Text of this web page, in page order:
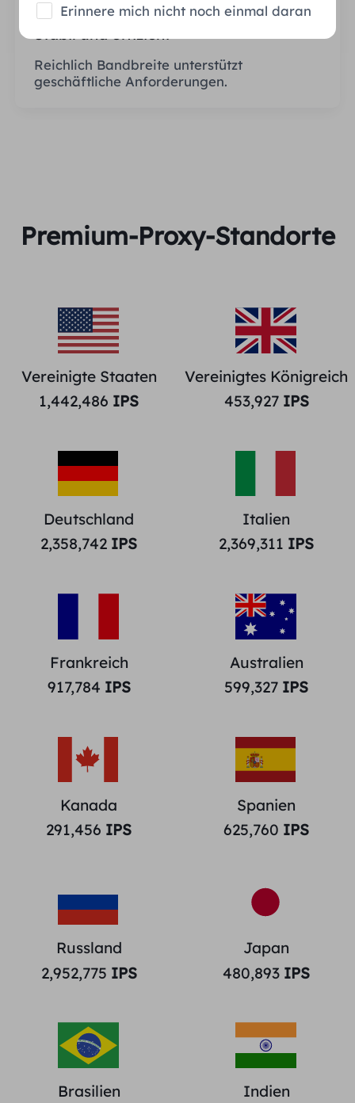
Stabil und effizient
Reichlich Bandbreite unterstützt
geschäftliche Anforderungen.
Premium-Proxy-Standorte
Vereinigte Staaten
1,442,486 IPS
Vereinigtes Königreich
453,927IPS
Deutschland
2,358,742 IPS
Italien
2,369,311 IPS
Frankreich
917,784 IPS
Australien
599,327 IPS
Kanada
291,456 IPS
Spanien
625,760 IPS
Russland
2,952,775 IPS
Japan
480,893 IPS
Brasilien Indien
Erinnere mich nicht noch einmal daran